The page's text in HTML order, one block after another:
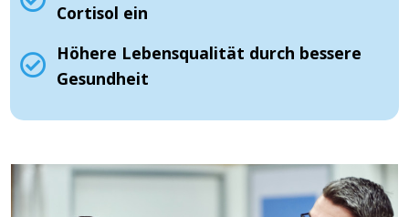
Cortisol ein
Höhere Lebensqualität durch bessere
Gesundheit